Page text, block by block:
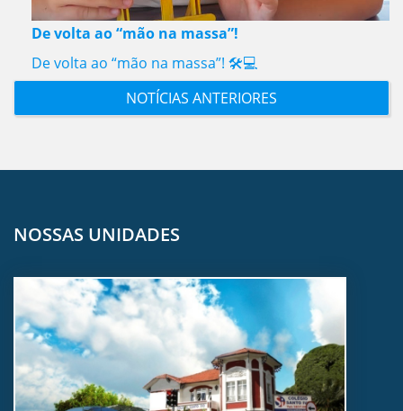
De volta ao “mão na massa”!
De volta ao “mão na massa”! 🛠️💻
NOTÍCIAS ANTERIORES
NOSSAS UNIDADES